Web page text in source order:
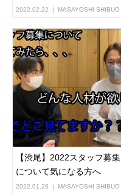
2022.02.22 MASAYOSHI SHIBUO
【渋尾】2022スタッフ募集
について気になる方へ
2022.01.26 MASAYOSHI SHIBUO